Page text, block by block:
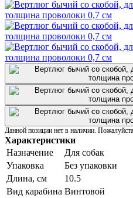
Данной позиции нет в наличии.
Характеристики
Назначение
Для собак
Упаковка
Без упаковки
Длина, см
10.5
Вид карабина Винтовой